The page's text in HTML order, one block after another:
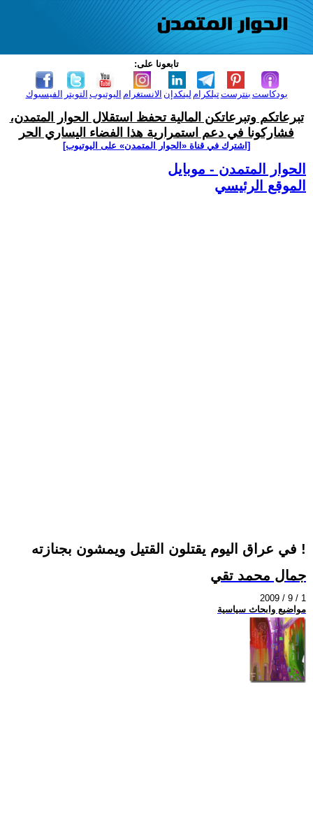
تابعونا على:
الفيسبوك التويتر اليوتيوب الانستغرام لينكدإن تيلكرامبنترست بودكاست
تبرعاتكم وتبرعاتكن المالية تحفظ استقلال الحوار المتمدن،
فشاركونا في دعم استمرارية هذا الفضاء اليساري الحر
[اشترك في قناة ‫«الحوار المتمدن» على اليوتيوب]
الحوار المتمدن - موبايل
الموقع الرئيسي
في عراق اليوم يقتلون القتيل ويمشون بجنازته !
جمال محمد تقي
2009 / 9 / 1
مواضيع وابحاث سياسية